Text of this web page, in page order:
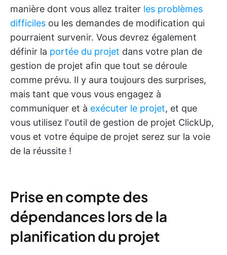
manière dont vous allez traiter les problèmes
difficiles ou les demandes de modification qui
pourraient survenir. Vous devrez également
définir la portée du projet dans votre plan de
gestion de projet afin que tout se déroule
comme prévu. Il y aura toujours des surprises,
mais tant que vous vous engagez à
communiquer et à exécuter le projet, et que
vous utilisez l'outil de gestion de projet ClickUp,
vous et votre équipe de projet serez sur la voie
de la réussite !
Prise en compte des
dépendances lors de la
planification du projet